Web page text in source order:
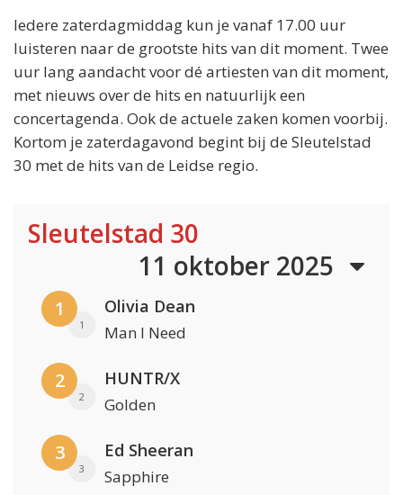
Iedere zaterdagmiddag kun je vanaf 17.00 uur
luisteren naar de grootste hits van dit moment. Twee
uur lang aandacht voor dé artiesten van dit moment,
met nieuws over de hits en natuurlijk een
concertagenda. Ook de actuele zaken komen voorbij.
Kortom je zaterdagavond begint bij de Sleutelstad
30 met de hits van de Leidse regio.
Sleutelstad 30
11 oktober 2025
1
1
Olivia Dean
Man I Need
2
2
HUNTR/X
Golden
3
3
Ed Sheeran
Sapphire